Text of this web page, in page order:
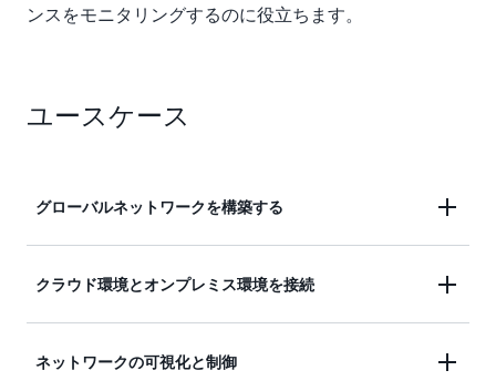
ンスをモニタリングするのに役立ちます。
ユースケース
グローバルネットワークを構築する
選択したローカルネットワークプロバイダーを使用
クラウド環境とオンプレミス環境を接続
オンプレミスのデータセンター、支社、クラウドの
ネットワークの可視化と制御